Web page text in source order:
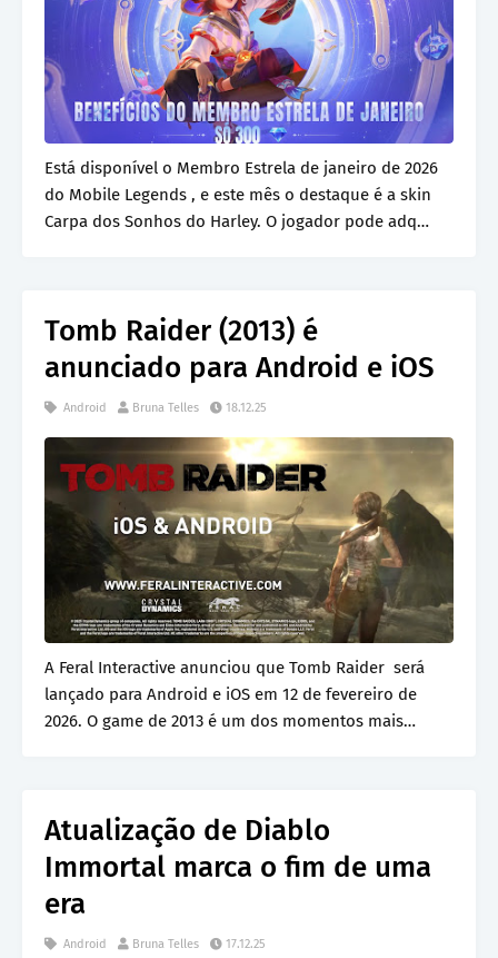
Está disponível o Membro Estrela de janeiro de 2026
do Mobile Legends , e este mês o destaque é a skin
Carpa dos Sonhos do Harley. O jogador pode adq…
Tomb Raider (2013) é
anunciado para Android e iOS
Android Bruna Telles 18.12.25
A Feral Interactive anunciou que Tomb Raider será
lançado para Android e iOS em 12 de fevereiro de
2026. O game de 2013 é um dos momentos mais
Atualização de Diablo
Immortal marca o fim de uma
era
Android Bruna Telles 17.12.25